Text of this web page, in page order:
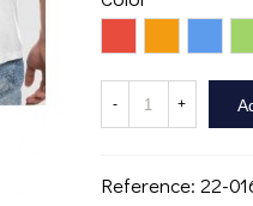
- +
Reference: 22-